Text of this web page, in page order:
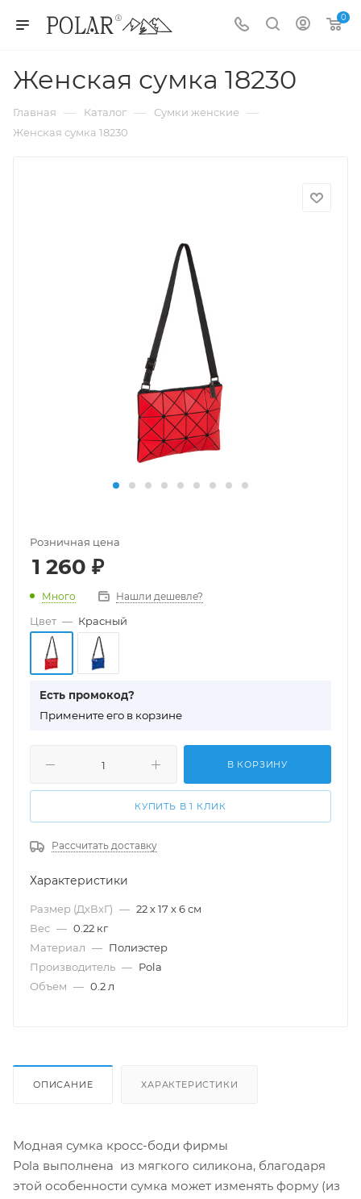
0
Женская сумка 18230
Главная — Каталог — Сумки женские —
Женская сумка 18230
Розничная цена
1 260 ₽
Много Нашли дешевле?
Цвет — Красный
Есть промокод?
Примените его в корзине
В КОРЗИНУ
КУПИТЬ В 1 КЛИК
Рассчитать доставку
Характеристики
Размер (ДхВхГ) — 22 х 17 х 6 см
Вес — 0.22 кг
Материал — Полиэстер
Производитель — Pola
Объем — 0.2 л
ОПИСАНИЕ ХАРАКТЕРИСТИКИ
Модная сумка кросс-боди фирмы
Pola выполнена из мягкого силикона, благодаря
этой особенности сумка может изменять форму (из